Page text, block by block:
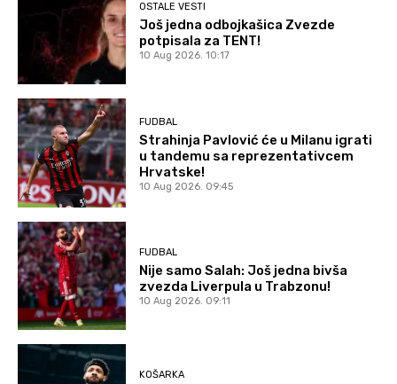
OSTALE VESTI
Još jedna odbojkašica Zvezde
potpisala za TENT!
10 Aug 2026. 10:17
FUDBAL
Strahinja Pavlović će u Milanu igrati
u tandemu sa reprezentativcem
Hrvatske!
10 Aug 2026. 09:45
FUDBAL
Nije samo Salah: Još jedna bivša
zvezda Liverpula u Trabzonu!
10 Aug 2026. 09:11
KOŠARKA